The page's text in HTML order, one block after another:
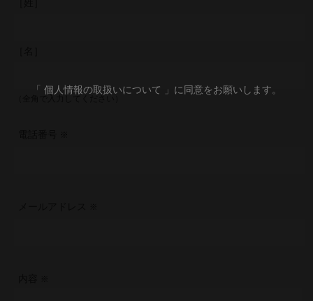
「 個人情報の取扱いについて 」に同意をお願いします。